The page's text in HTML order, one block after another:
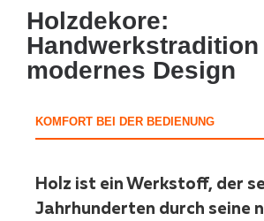
Holzdekore:
Handwerkstradition
modernes Design
KOMFORT BEI DER BEDIENUNG
Holz ist ein Werkstoff, der
Jahrhunderten durch seine